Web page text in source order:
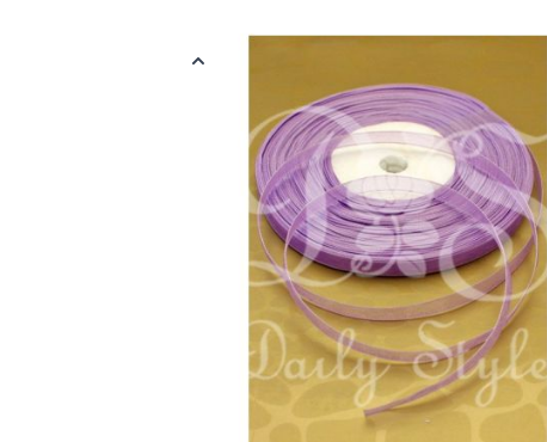
Verpakt per 45,6m
Paars
Organza
6 mm x 45,6 m